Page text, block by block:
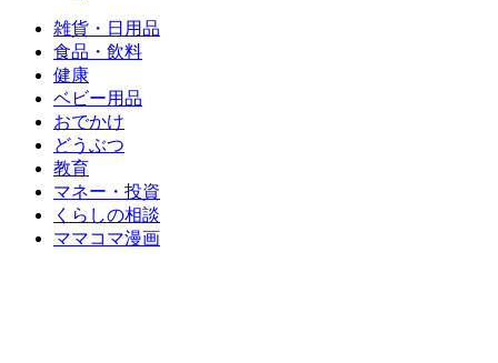
雑貨・日用品
食品・飲料
健康
ベビー用品
おでかけ
どうぶつ
教育
マネー・投資
くらしの相談
ママコマ漫画